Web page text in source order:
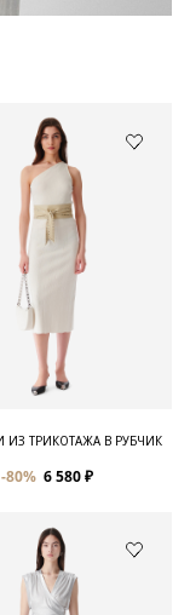
ТРИКОТАЖА В РУБЧИК
-80% 6 580 ₽